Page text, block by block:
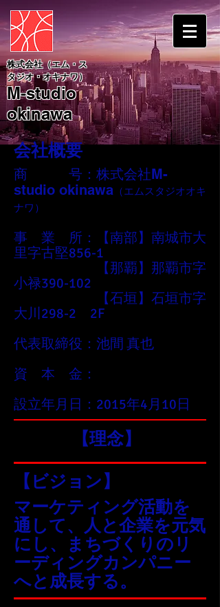
株式会社（エム・ス
タジオ・オキナワ）
M-studio
okinawa
会社概要
商 号： 株式会社M-
studio okinawa （エムスタジオオキ
ナワ）
事 業 所：【南部】南城市大
里字古堅856-1
【那覇】那覇市字
小禄390-102
【石垣】石垣市字
大川298-2 2F
代表取締役：池間 真也
資 本 金：
設立年月日：2015年4月10日
【理念】
【ビジョン】
マーケティング活動を
通して、人と企業を元気
にし、まちづくりのリ
ーディングカンパニー
へと成長する。